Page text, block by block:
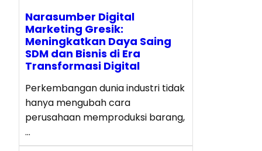
Narasumber Digital
Marketing Gresik:
Meningkatkan Daya Saing
SDM dan Bisnis di Era
Transformasi Digital
Perkembangan dunia industri tidak
hanya mengubah cara
perusahaan memproduksi barang,
…